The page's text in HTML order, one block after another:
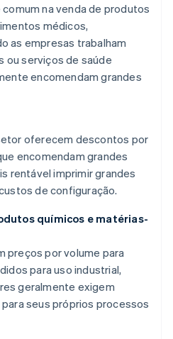
na venda de produtos
médicos,
as empresas trabalham
ou serviços de saúde
encomendam grandes
oferecem descontos por
encomendam grandes
rentável imprimir grandes
de configuração.
químicos e matérias-
preços por volume para
para uso industrial,
geralmente exigem
seus próprios processos